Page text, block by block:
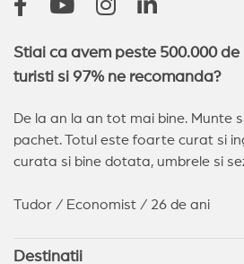
Stiai ca avem peste 500.000 de
turisti si 97% ne recomanda?
De la an la an tot mai bine. Munte
pachet. Totul este foarte curat si
curata si bine dotata, umbrele si
Tudor / Economist / 26 de ani
Destinatii